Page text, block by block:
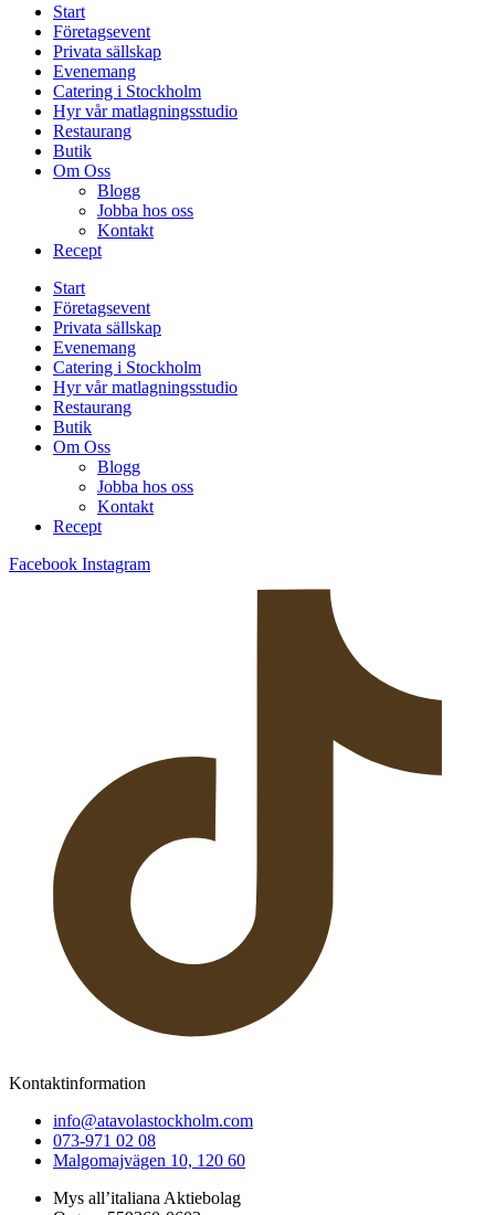
Start
Företagsevent
Privata sällskap
Evenemang
Catering i Stockholm
Hyr vår matlagningsstudio
Restaurang
Butik
Om Oss
Blogg
Jobba hos oss
Kontakt
Recept
Start
Företagsevent
Privata sällskap
Evenemang
Catering i Stockholm
Hyr vår matlagningsstudio
Restaurang
Butik
Om Oss
Blogg
Jobba hos oss
Kontakt
Recept
Facebook Instagram
Kontaktinformation
info@atavolastockholm.com
073-971 02 08
Malgomajvägen 10, 120 60
Mys all’italiana Aktiebolag